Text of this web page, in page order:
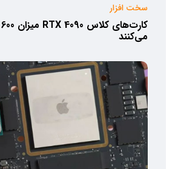
سخت افزار
می‌کنند